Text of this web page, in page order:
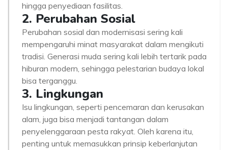
hingga penyediaan fasilitas.
2. Perubahan Sosial
Perubahan sosial dan modernisasi sering kali
mempengaruhi minat masyarakat dalam mengikuti
tradisi. Generasi muda sering kali lebih tertarik pada
hiburan modern, sehingga pelestarian budaya lokal
bisa terganggu.
3. Lingkungan
Isu lingkungan, seperti pencemaran dan kerusakan
alam, juga bisa menjadi tantangan dalam
penyelenggaraan pesta rakyat. Oleh karena itu,
penting untuk memasukkan prinsip keberlanjutan